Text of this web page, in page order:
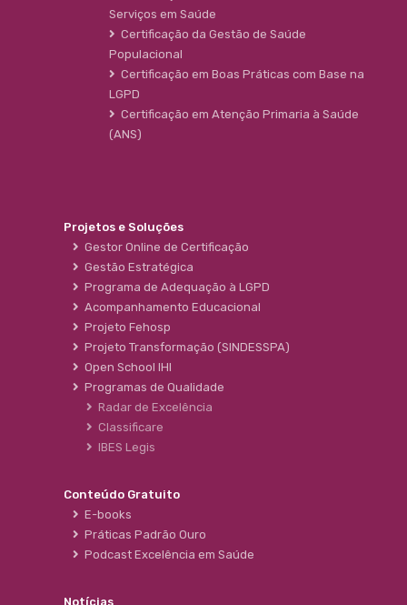
Serviços em Saúde
Certificação da Gestão de Saúde
Populacional
Certificação em Boas Práticas com Base na
LGPD
Certificação em Atenção Primaria à Saúde
(ANS)
Projetos e Soluções
Gestor Online de Certificação
Gestão Estratégica
Programa de Adequação à LGPD
Acompanhamento Educacional
Projeto Fehosp
Projeto Transformação (SINDESSPA)
Open School IHI
Programas de Qualidade
Radar de Excelência
Classificare
IBES Legis
Conteúdo Gratuito
E-books
Práticas Padrão Ouro
Podcast Excelência em Saúde
Notícias